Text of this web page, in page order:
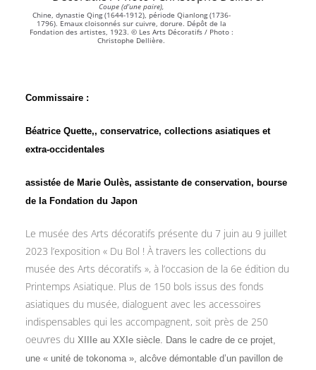
Coupe (d’une paire),
Chine, dynastie Qing (1644-1912), période Qianlong (1736-
1796). Emaux cloisonnés sur cuivre, dorure. Dépôt de la
Fondation des artistes, 1923. © Les Arts Décoratifs / Photo :
Christophe Dellière.
Commissaire :
Béatrice Quette,, conservatrice, collections asiatiques et
extra-occidentales
assistée de Marie Oulès, assistante de conservation, bourse
de la Fondation du Japon
Le musée des Arts décoratifs présente du 7 juin au 9 juillet
2023 l’exposition « Du Bol ! À travers les collections du
musée des Arts décoratifs », à l’occasion de la 6e édition du
Printemps Asiatique. Plus de 150 bols issus des fonds
asiatiques du musée, dialoguent avec les accessoires
indispensables qui les accompagnent, soit près de 250
oeuvres du XIIIe au XXIe siècle. Dans le cadre de ce projet,
une « unité de tokonoma », alcôve démontable d’un pavillon de